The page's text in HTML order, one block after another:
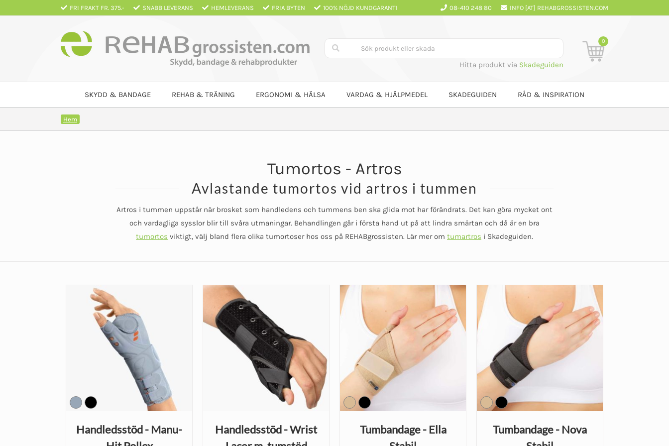
FRI FRAKT FR. 375.- SNABB LEVERANS HEMLEVERANS FRIA BYTEN 100% NÖJD KUNDGARANTI 08-410 248 80 INFO [AT] REHABGROSSISTEN.COM
Hitta produkt via Skadeguiden
0
SKYDD & BANDAGE REHAB & TRÄNING ERGONOMI & HÄLSA VARDAG & HJÄLPMEDEL SKADEGUIDEN RÅD & INSPIRATION
Hem
Tumortos - Artros
Avlastande tumortos vid artros i tummen
Artros i tummen uppstår när brosket som handledens och tummens ben ska glida mot har förändrats. Det kan göra mycket ont
och vardagliga sysslor blir till svåra utmaningar. Behandlingen går i första hand ut på att lindra smärtan och då är en bra
tumortos viktigt, välj bland flera olika tumortoser hos oss på REHABgrossisten. Lär mer om tumartros i Skadeguiden.
Handledsstöd - Manu-
Handledsstöd - Wrist
Tumbandage - Ella
Tumbandage - Nova